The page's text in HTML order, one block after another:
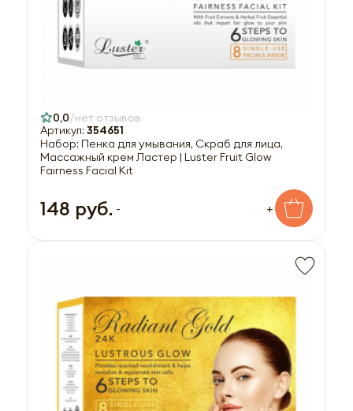
0,0 нет отзывов
Артикул: 354651
Набор: Пенка для умывания, Скраб для лица,
Массажный крем Ластер | Luster Fruit Glow
Fairness Facial Kit
148 руб. - +